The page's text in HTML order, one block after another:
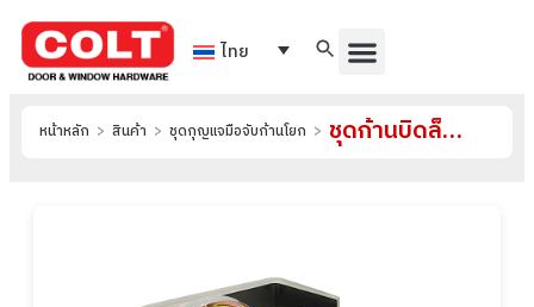
ไทย
หน้าหลัก > สินค้า > ชุดกุญแจมือจับก้านโยก > ชุดก้านบิดล็อค รุ่น 5700 CT Charlotte